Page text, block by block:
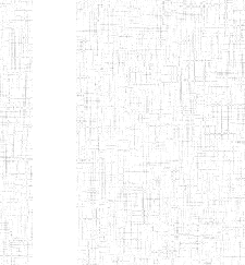
ENBIEG DE
DOUALA
ENIET DE
DOUALA
ENIET DE
GAROUA